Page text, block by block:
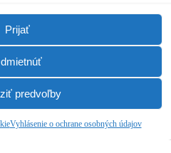
Prijať
predvoľby
Vyhlásenie o ochrane osobných údajov